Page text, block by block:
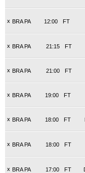
x BRA PA FT
12:00
x BRA PA FT
21:15
x BRA PA FT
21:00
x BRA PA FT
19:00
x BRA PA FT
18:00
x BRA PA FT
18:00
x BRA PA FT
17:00